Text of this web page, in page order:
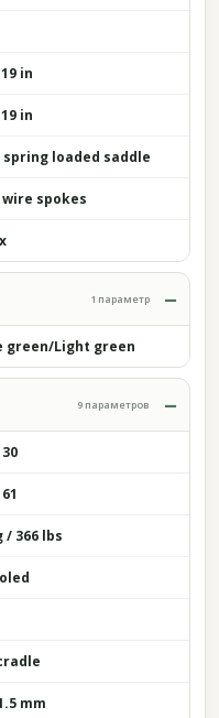
in
in
spring loaded saddle
wire spokes
1 параметр
green/Light green
9 параметров
/ 366 lbs
mm